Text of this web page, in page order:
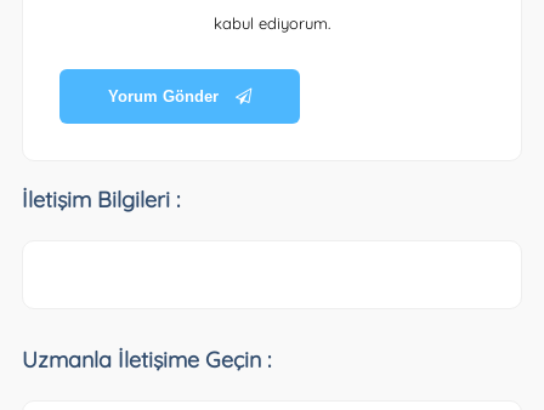
kabul ediyorum.
Yorum Gönder
İletişim Bilgileri :
Uzmanla İletişime Geçin :